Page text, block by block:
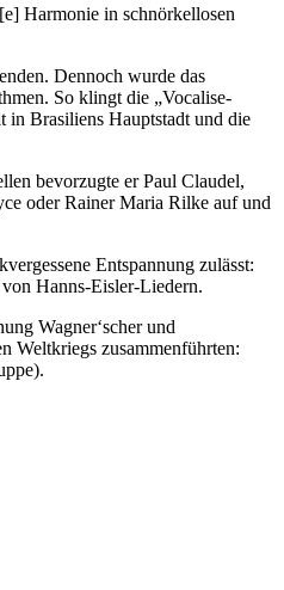
Harmonie in schnörkellosen
Dennoch wurde das
So klingt die „Vocalise-
in Brasiliens Hauptstadt und die
bevorzugte er Paul Claudel,
oder Rainer Maria Rilke auf und
Entspannung zulässt:
Hanns-Eisler-Liedern.
Wagner‘scher und
Weltkriegs zusammenführten: